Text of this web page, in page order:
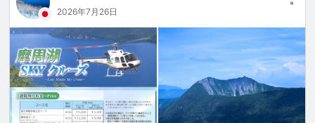
＜イベント期間＞
2026年8月8日（土）～2026年11月29日（日）
2026年7月26日